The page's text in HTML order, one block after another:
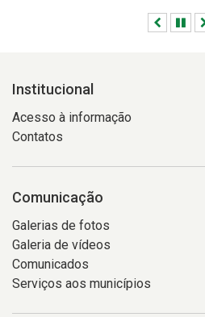
Anterior
Institucional
Acesso à informação
Contatos
Comunicação
Galerias de fotos
Galeria de vídeos
Comunicados
Serviços aos municípios